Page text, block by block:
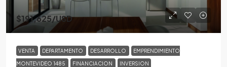
$191,625/USD
VENTA DEPARTAMENTO DESARROLLO EMPRENDIMIENTO
MONTEVIDEO 1485 FINANCIACION INVERSION